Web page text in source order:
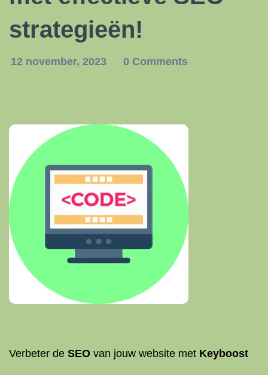
strategieën!
12 november, 2023 0 Comments
Verbeter de SEO van jouw website met Keyboost